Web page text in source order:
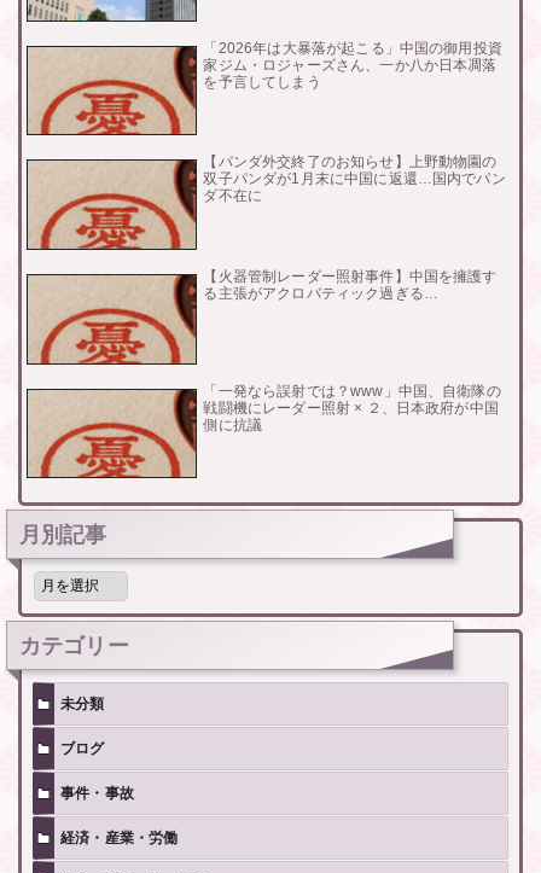
「2026年は大暴落が起こる」中国の御用投資
家ジム・ロジャーズさん、一か八か日本凋落
を予言してしまう
【パンダ外交終了のお知らせ】上野動物園の
双子パンダが1月末に中国に返還…国内でパン
ダ不在に
【火器管制レーダー照射事件】中国を擁護す
る主張がアクロバティック過ぎる…
「一発なら誤射では？www」中国、自衛隊の
戦闘機にレーダー照射 × ２、日本政府が中国
側に抗議
月別記事
月
記
事
カテゴリー
未分類
ブログ
事件・事故
経済・産業・労働